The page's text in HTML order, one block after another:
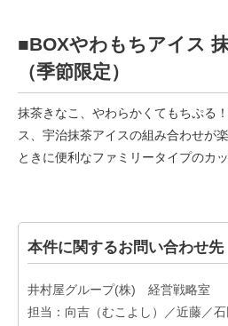
■BOXやわもちアイス
（季節限定）
抹茶きなこ、やわらかくてもちぷる
ス、宇治抹茶アイスの組み合わせが
ときに便利なファミリータイプのカッ
本件に関するお問い合わせ先
井村屋グループ(株) 経営戦略室
担当：向吉（むこよし）／近藤／石